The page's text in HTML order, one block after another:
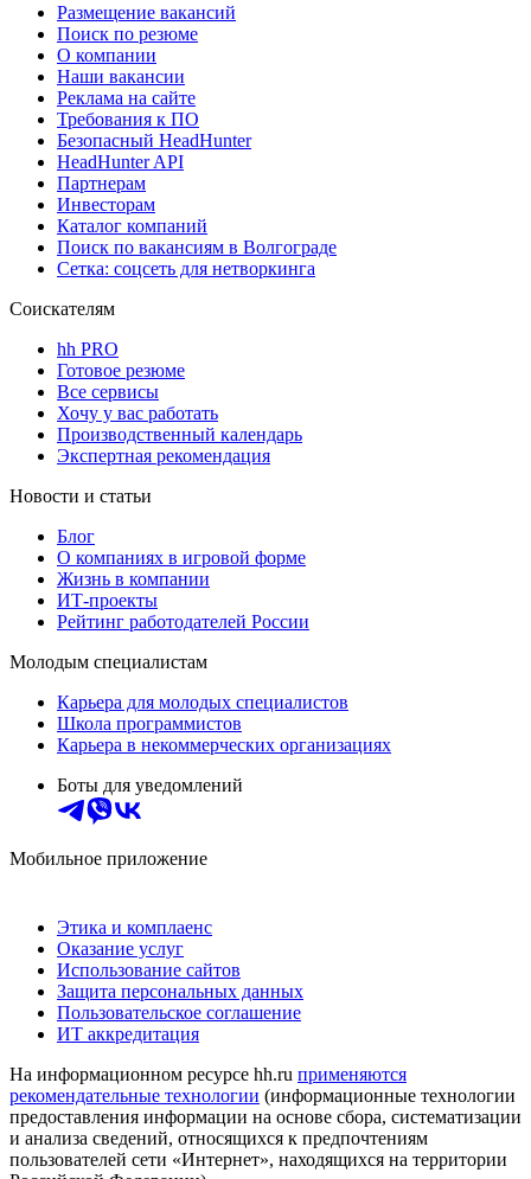
Размещение вакансий
Поиск по резюме
О компании
Наши вакансии
Реклама на сайте
Требования к ПО
Безопасный HeadHunter
HeadHunter API
Партнерам
Инвесторам
Каталог компаний
Поиск по вакансиям в Волгограде
Сетка: соцсеть для нетворкинга
Соискателям
hh PRO
Готовое резюме
Все сервисы
Хочу у вас работать
Производственный календарь
Экспертная рекомендация
Новости и статьи
Блог
О компаниях в игровой форме
Жизнь в компании
ИТ-проекты
Рейтинг работодателей России
Молодым специалистам
Карьера для молодых специалистов
Школа программистов
Карьера в некоммерческих организациях
Боты для уведомлений
Мобильное приложение
Этика и комплаенс
Оказание услуг
Использование сайтов
Защита персональных данных
Пользовательское соглашение
ИТ аккредитация
На информационном ресурсе hh.ru применяются
рекомендательные технологии (информационные технологии
предоставления информации на основе сбора, систематизации
и анализа сведений, относящихся к предпочтениям
пользователей сети «Интернет», находящихся на территории